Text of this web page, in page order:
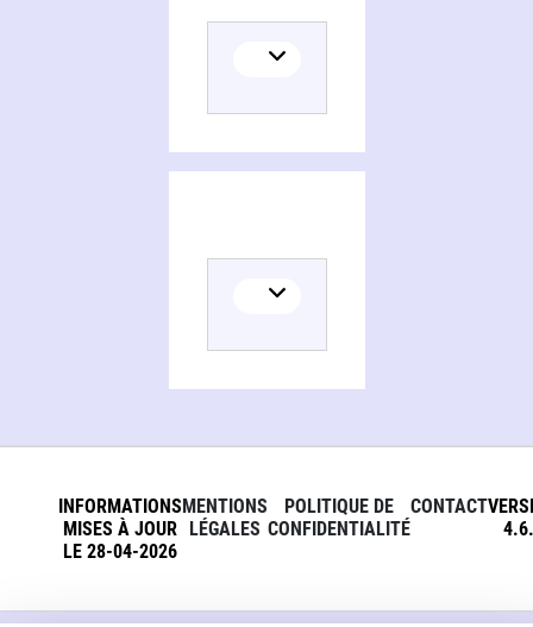
INFORMATIONS
MISES À JOUR
LE 28-04-2026
MENTIONS
LÉGALES
POLITIQUE DE
CONFIDENTIALITÉ
CONTACT